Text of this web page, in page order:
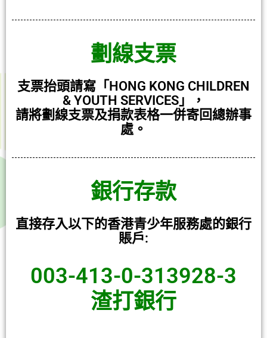
劃線支票
支票抬頭請寫「HONG KONG CHILDREN
& YOUTH SERVICES」，
請將劃線支票及捐款表格一併寄回總辦事
處。
銀行存款
直接存入以下的香港青少年服務處的銀行
賬戶:
003-413-0-313928-3
渣打銀行